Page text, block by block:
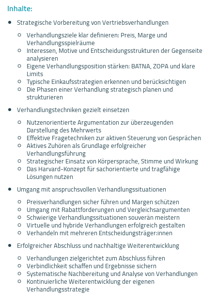
Inhalte:
Strategische Vorbereitung von Vertriebsverhandlungen
Verhandlungsziele klar definieren: Preis, Marge und
Verhandlungsspielräume
Interessen, Motive und Entscheidungsstrukturen der Gegenseite
analysieren
Eigene Verhandlungsposition stärken: BATNA, ZOPA und klare
Limits
Typische Einkaufsstrategien erkennen und berücksichtigen
Die Phasen einer Verhandlung strategisch planen und
strukturieren
Verhandlungstechniken gezielt einsetzen
Nutzenorientierte Argumentation zur überzeugenden
Darstellung des Mehrwerts
Effektive Fragetechniken zur aktiven Steuerung von Gesprächen
Aktives Zuhören als Grundlage erfolgreicher
Verhandlungsführung
Strategischer Einsatz von Körpersprache, Stimme und Wirkung
Das Harvard-Konzept für sachorientierte und tragfähige
Lösungen nutzen
Umgang mit anspruchsvollen Verhandlungssituationen
Preisverhandlungen sicher führen und Margen schützen
Umgang mit Rabattforderungen und Vergleichsargumenten
Schwierige Verhandlungssituationen souverän meistern
Virtuelle und hybride Verhandlungen erfolgreich gestalten
Verhandeln mit mehreren Entscheidungsträger:innen
Erfolgreicher Abschluss und nachhaltige Weiterentwicklung
Verhandlungen zielgerichtet zum Abschluss führen
Verbindlichkeit schaffen und Ergebnisse sichern
Systematische Nachbereitung und Analyse von Verhandlungen
Kontinuierliche Weiterentwicklung der eigenen
Verhandlungsstrategie